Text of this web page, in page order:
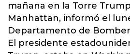
mañana en la Torre
Manhattan, informó el
Departamento de
El presidente